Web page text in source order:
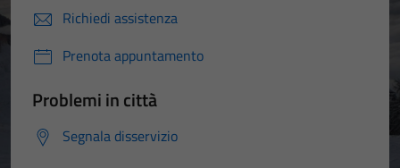
Richiedi assistenza
Prenota appuntamento
Problemi in città
Segnala disservizio